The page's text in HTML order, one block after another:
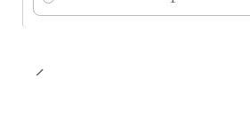
Cantidad